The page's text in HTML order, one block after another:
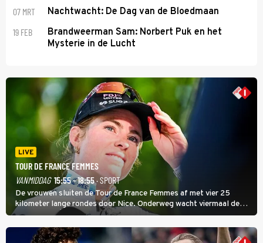
07 MRT Nachtwacht: De Dag van de Bloedmaan
19 FEB
Brandweerman Sam: Norbert Puk en het
Mysterie in de Lucht
LIVE
TOUR DE FRANCE FEMMES
VANMIDDAG 15:55 - 18:55· SPORT
De vrouwen sluiten de Tour de France Femmes af met vier 25
kilometer lange rondes door Nice. Onderweg wacht viermaal de
zware Col d'Èze. Aan de finish op de Promenade des Anglais krijgt
de eindwinnaar de laatste gele trui.